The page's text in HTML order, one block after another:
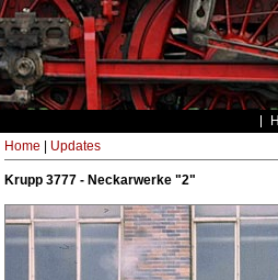
Home Updates
Krupp 3777 - Neckarwerke "2"